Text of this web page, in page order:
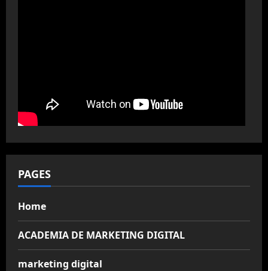
PAGES
Home
ACADEMIA DE MARKETING DIGITAL
marketing digital